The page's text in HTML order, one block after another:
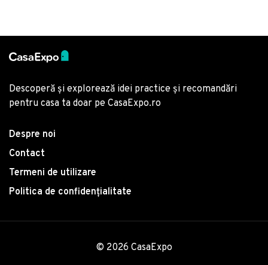
Descoperă și explorează idei practice și recomandări
pentru casa ta doar pe CasaExpo.ro
Despre noi
Contact
Termeni de utilizare
Politica de confidențialitate
© 2026 CasaExpo